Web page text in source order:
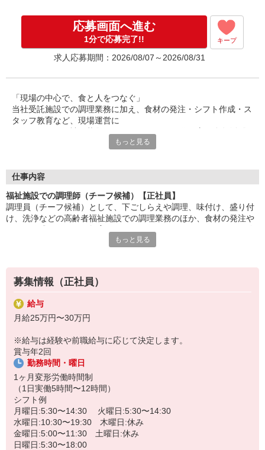
応募画面へ進む
1分で応募完了!! キープ
求人応募期間：2026/08/07～2026/08/31
「現場の中心で、食と人をつなぐ」
当社受託施設での調理業務に加え、食材の発注・シフト作成・ス
タッフ教育など、現場運営に
調理だけでなく、職場の運営にも関われるやりがいある仕事。
す。
利用者様の笑顔に加え、スタッフの成長や職場の改善に貢献でき
やりがい。人と食に向き合う責任あるポジションです。
HITOWAのフードサービスカンパニーは、全国300以上の施設で
給食運営を行う業界大手。調理技術だけでなく、
マネジメント力も磨ける研修制度が整っています。
もっと見る
仕事内容
福祉施設での調理師（チーフ候補）【正社員】
調理員（チーフ候補）として、下ごしらえや調理、味付け、盛り付
け、洗浄などの高齢者福祉施設での調理業務のほか、食材の発注や
は不問です！食事の提供を通して利用者さまを笑顔にしたいという
もっと見る
募集情報（正社員）
給与
月給25万円〜30万円
※給与は経験や前職給与に応じて決定します。
賞与年2回
勤務時間・曜日
1ヶ月変形労働時間制
（1日実働5時間〜12時間）
シフト例
月曜日:5:30〜14:30 火曜日:5:30〜14:30
水曜日:10:30〜19:30 木曜日:休み
金曜日:5:00〜11:30 土曜日:休み
日曜日:5:30〜18:00